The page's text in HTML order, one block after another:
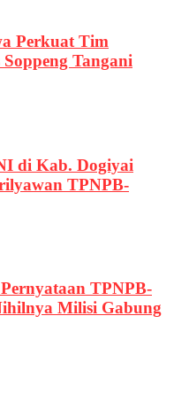
Perkuat Tim
Tangani
di Kab. Dogiyai
TPNPB-
TPNPB-
Milisi Gabung